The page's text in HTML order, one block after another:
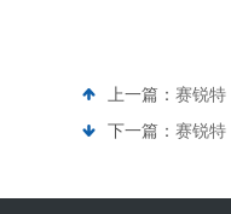
上一篇： 赛锐特
下一篇： 赛锐特